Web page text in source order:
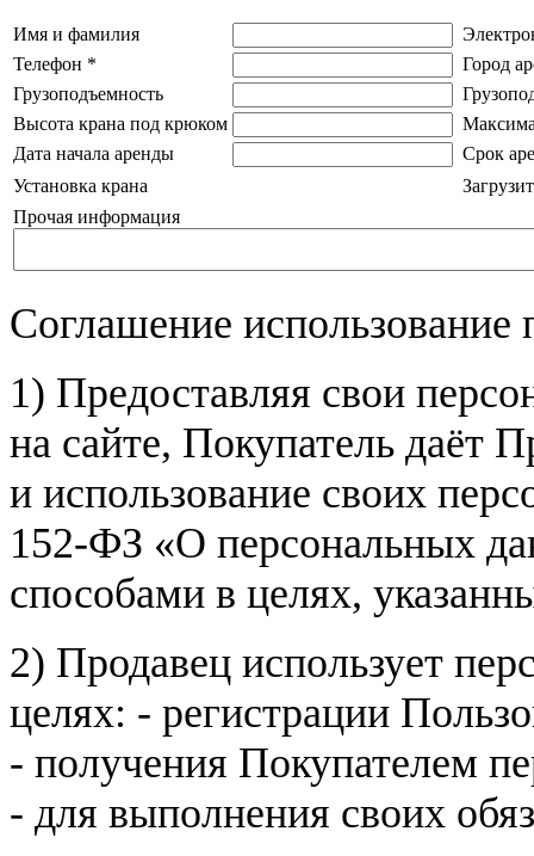
Имя и фамилия
Телефон *
Город
Грузоподъемность
Высота крана под крюком
Дата начала аренды
Срок
Установка крана
Прочая информация
Соглашение
1) Предоставляя свои
на сайте, Покупатель даёт
и использование своих
152-ФЗ «О персональных
способами в целях,
2) Продавец использует
целях: - регистрации
- получения Покупателем
- для выполнения своих